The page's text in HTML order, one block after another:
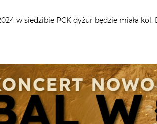
w siedzibie PCK dyżur będzie miała